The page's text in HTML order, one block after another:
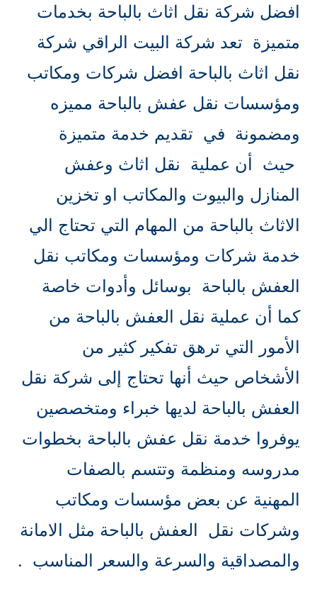
افضل شركة نقل اثاث بالباحة بخدمات
متميزة تعد شركة البيت الراقي شركة
نقل اثاث بالباحة افضل شركات ومكاتب
ومؤسسات نقل عفش بالباحة مميزه
ومضمونة في تقديم خدمة متميزة
حيث أن عملية نقل اثاث وعفش
المنازل والبيوت والمكاتب او تخزين
الاثاث بالباحة من المهام التي تحتاج الي
خدمة شركات ومؤسسات ومكاتب نقل
العفش بالباحة بوسائل وأدوات خاصة
كما أن عملية نقل العفش بالباحة من
الأمور التي ترهق تفكير كثير من
الأشخاص حيث أنها تحتاج إلى شركة نقل
العفش بالباحة لديها خبراء ومتخصصين
يوفروا خدمة نقل عفش بالباحة بخطوات
مدروسه ومنظمة وتتسم بالصفات
المهنية عن بعض مؤسسات ومكاتب
وشركات نقل العفش بالباحة مثل الامانة
والمصداقية والسرعة والسعر المناسب .